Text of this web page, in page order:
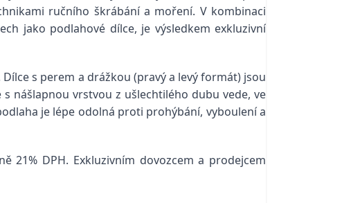
ručního škrábání a moření. V kombinaci
jako podlahové dílce, je výsledkem exkluzivní
s perem a drážkou (pravý a levý formát) jsou
nášlapnou vrstvou z ušlechtilého dubu vede, ve
je lépe odolná proti prohýbání, vyboulení a
21% DPH. Exkluzivním dovozcem a prodejcem